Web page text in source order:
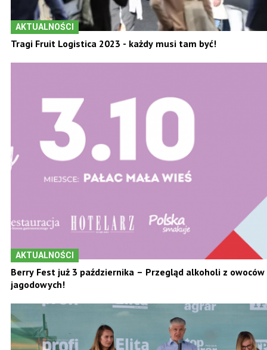
AKTUALNOŚCI
Tragi Fruit Logistica 2023 - każdy musi tam być!
AKTUALNOŚCI
Berry Fest już 3 października – Przegląd alkoholi z owoców
jagodowych!